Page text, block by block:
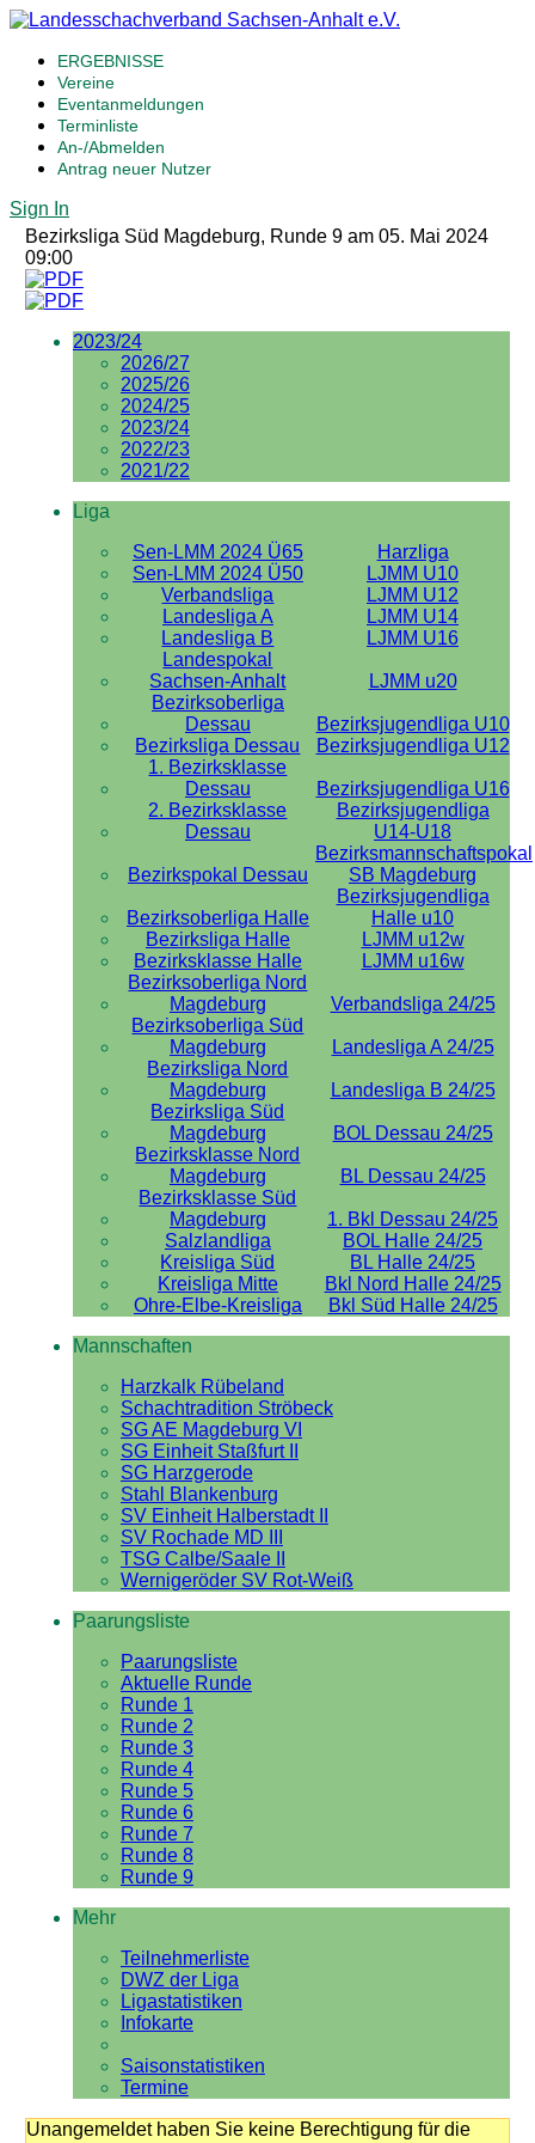
ERGEBNISSE
Vereine
Eventanmeldungen
Terminliste
An-/Abmelden
Antrag neuer Nutzer
Sign In
Bezirksliga Süd Magdeburg, Runde 9 am 05. Mai 2024
09:00
2023/24
2026/27
2025/26
2024/25
2023/24
2022/23
2021/22
Liga
Sen-LMM 2024 Ü65
Harzliga
Sen-LMM 2024 Ü50
LJMM U10
Verbandsliga
LJMM U12
Landesliga A
LJMM U14
Landesliga B
LJMM U16
Landespokal
Sachsen-Anhalt
LJMM u20
Bezirksoberliga
Dessau
Bezirksjugendliga U10
Bezirksliga Dessau
Bezirksjugendliga U12
1. Bezirksklasse
Dessau
Bezirksjugendliga U16
2. Bezirksklasse
Dessau
Bezirksjugendliga
U14-U18
Bezirkspokal Dessau
Bezirksmannschaftspokal
SB Magdeburg
Bezirksoberliga Halle
Bezirksjugendliga
Halle u10
Bezirksliga Halle
LJMM u12w
Bezirksklasse Halle
LJMM u16w
Bezirksoberliga Nord
Magdeburg
Verbandsliga 24/25
Bezirksoberliga Süd
Magdeburg
Landesliga A 24/25
Bezirksliga Nord
Magdeburg
Landesliga B 24/25
Bezirksliga Süd
Magdeburg
BOL Dessau 24/25
Bezirksklasse Nord
Magdeburg
BL Dessau 24/25
Bezirksklasse Süd
Magdeburg
1. Bkl Dessau 24/25
Salzlandliga
BOL Halle 24/25
Kreisliga Süd
BL Halle 24/25
Kreisliga Mitte
Bkl Nord Halle 24/25
Ohre-Elbe-Kreisliga
Bkl Süd Halle 24/25
Mannschaften
Harzkalk Rübeland
Schachtradition Ströbeck
SG AE Magdeburg VI
SG Einheit Staßfurt II
SG Harzgerode
Stahl Blankenburg
SV Einheit Halberstadt II
SV Rochade MD III
TSG Calbe/Saale II
Wernigeröder SV Rot-Weiß
Paarungsliste
Paarungsliste
Aktuelle Runde
Runde 1
Runde 2
Runde 3
Runde 4
Runde 5
Runde 6
Runde 7
Runde 8
Runde 9
Mehr
Teilnehmerliste
DWZ der Liga
Ligastatistiken
Infokarte
Saisonstatistiken
Termine
Unangemeldet haben Sie keine Berechtigung für die